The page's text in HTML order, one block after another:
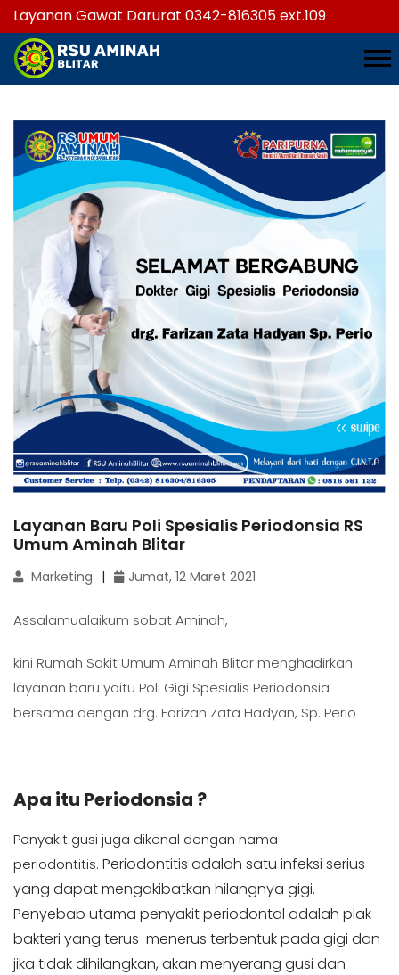
Layanan Gawat Darurat 0342-816305 ext.109
Layanan Baru Poli Spesialis Periodonsia RS
Umum Aminah Blitar
Marketing Jumat, 12 Maret 2021
Assalamualaikum sobat Aminah,
kini Rumah Sakit Umum Aminah Blitar menghadirkan
layanan baru yaitu Poli Gigi Spesialis Periodonsia
bersama dengan drg. Farizan Zata Hadyan, Sp. Perio
Apa itu Periodonsia ?
Penyakit gusi juga dikenal dengan nama
periodontitis. Periodontitis adalah satu infeksi serius
yang dapatmengakibatkan hilangnya gigi.
Penyebab utama penyakit periodontal adalah plak
bakteri yang terus-menerus terbentuk pada gigi dan
jika tidak dihilangkan, akan menyerang gusi dan